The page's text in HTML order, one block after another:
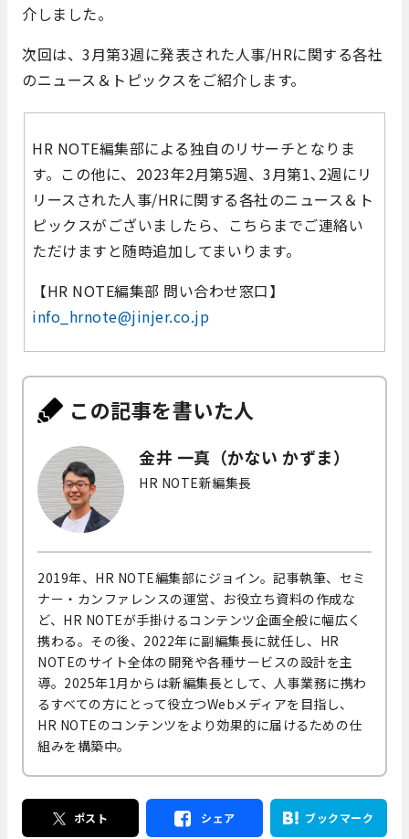
介しました。
次回は、3月第3週に発表された人事/HRに関する各社
のニュース＆トピックスをご紹介します。
HR NOTE編集部による独自のリサーチとなりま
す。この他に、2023年2月第5週、3月第1､2週にリ
リースされた人事/HRに関する各社のニュース＆ト
ピックスがございましたら、こちらまでご連絡い
ただけますと随時追加してまいります。
【HR NOTE編集部 問い合わせ窓口】
info_hrnote@jinjer.co.jp
この記事を書いた人
金井 一真（かない かずま）
HR NOTE新編集長
2019年、HR NOTE編集部にジョイン。記事執筆、セミ
ナー・カンファレンスの運営、お役立ち資料の作成な
ど、HR NOTEが手掛けるコンテンツ企画全般に幅広く
携わる。その後、2022年に副編集長に就任し、HR
NOTEのサイト全体の開発や各種サービスの設計を主
導。2025年1月からは新編集長として、人事業務に携わ
るすべての方にとって役立つWebメディアを目指し、
HR NOTEのコンテンツをより効果的に届けるための仕
組みを構築中。
ポスト シェア ブックマーク